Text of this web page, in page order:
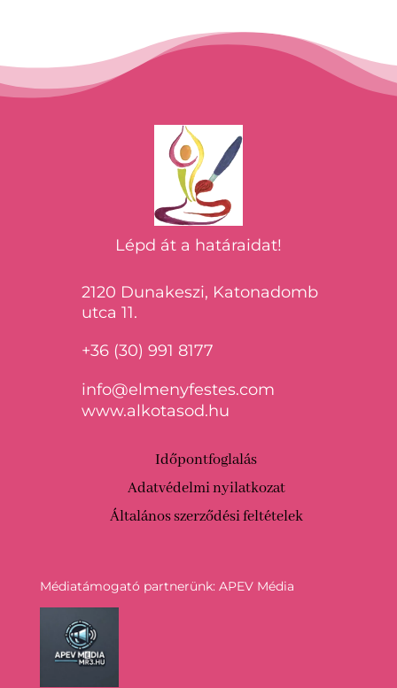
Lépd át a határaidat!
2120 Dunakeszi, Katonadomb
utca 11.
+36 (30) 991 8177
info@elmenyfestes.com
www.alkotasod.hu
Időpontfoglalás
Adatvédelmi nyilatkozat
Általános szerződési feltételek
Médiatámogató partnerünk: APEV Média